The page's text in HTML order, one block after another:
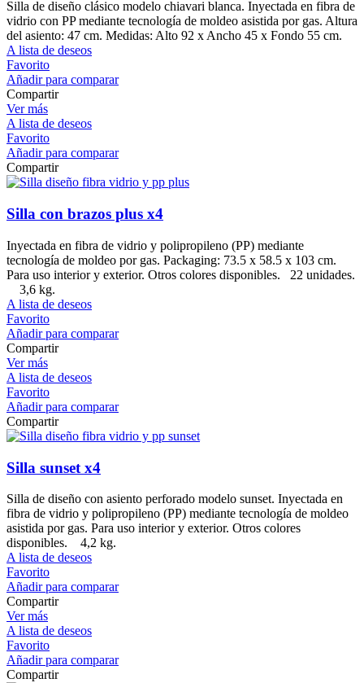
Silla de diseño clásico modelo chiavari blanca. Inyectada en fibra de
vidrio con PP mediante tecnología de moldeo asistida por gas. Altura
del asiento: 47 cm. Medidas: Alto 92 x Ancho 45 x Fondo 55 cm.
A lista de deseos
Favorito
Añadir para comparar
Compartir
Ver más
A lista de deseos
Favorito
Añadir para comparar
Compartir
Silla con brazos plus x4
Inyectada en fibra de vidrio y polipropileno (PP) mediante
tecnología de moldeo por gas. Packaging: 73.5 x 58.5 x 103 cm.
Para uso interior y exterior. Otros colores disponibles. 22 unidades.
3,6 kg.
A lista de deseos
Favorito
Añadir para comparar
Compartir
Ver más
A lista de deseos
Favorito
Añadir para comparar
Compartir
Silla sunset x4
Silla de diseño con asiento perforado modelo sunset. Inyectada en
fibra de vidrio y polipropileno (PP) mediante tecnología de moldeo
asistida por gas. Para uso interior y exterior. Otros colores
disponibles. 4,2 kg.
A lista de deseos
Favorito
Añadir para comparar
Compartir
Ver más
A lista de deseos
Favorito
Añadir para comparar
Compartir